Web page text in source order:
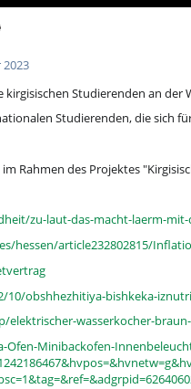
kirgisischen Studierenden an
Studierenden, die sich
Rahmen des Projektes
zu-laut-das-macht-laerm-
hessen/article232802815/
10/obshhezhitiya-bishkeka-
wasserkocher-
Minibackofen-